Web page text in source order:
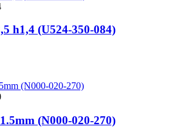
h1,4 (U524-350-084)
(N000-020-270)